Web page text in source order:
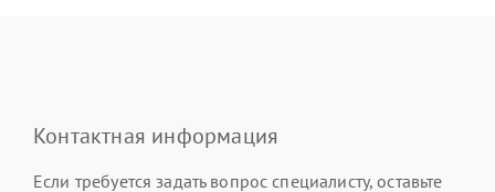
Контактная информация
Если требуется задать вопрос специалисту, оставьте